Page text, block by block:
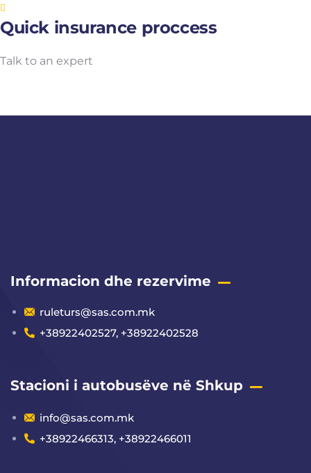
Quick insurance proccess
Talk to an expert
Informacion dhe rezervime
ruleturs@sas.com.mk
+38922402527, +38922402528
Stacioni i autobusëve në Shkup
info@sas.com.mk
+38922466313, +38922466011